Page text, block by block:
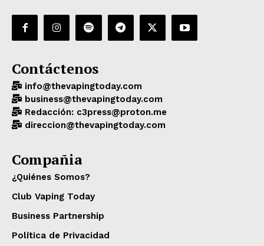
Contáctenos
info@thevapingtoday.com
business@thevapingtoday.com
Redacción: c3press@proton.me
direccion@thevapingtoday.com
Compañia
¿Quiénes Somos?
Club Vaping Today
Business Partnership
Política de Privacidad